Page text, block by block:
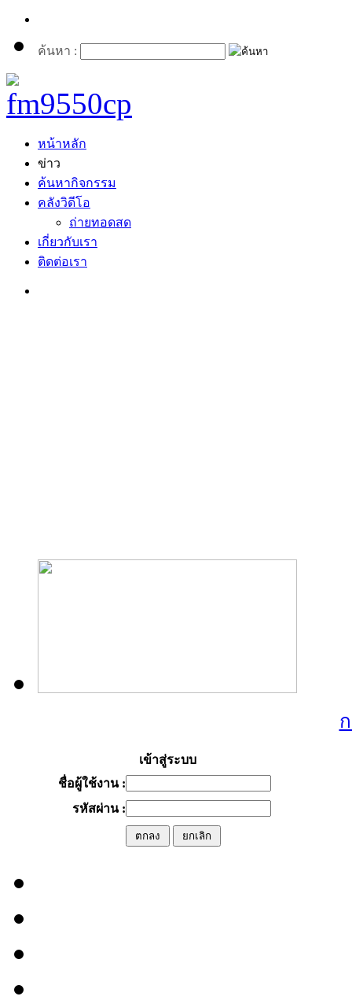
ค้นหา :
หน้าหลัก
ข่าว
ค้นหากิจกรรม
คลังวิดีโอ
ถ่ายทอดสด
เกี่ยวกับเรา
ติดต่อเรา
เข้าสู่ระบบ
ชื่อผู้ใช้งาน :
รหัสผ่าน :